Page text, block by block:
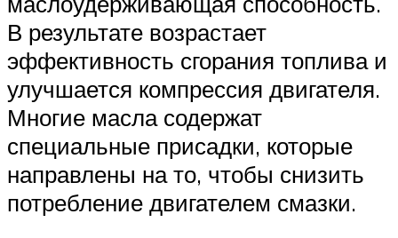
В результате возрастает
эффективность сгорания топлива и
улучшается компрессия двигателя.
Многие масла содержат
специальные присадки, которые
направлены на то, чтобы снизить
потребление двигателем смазки.